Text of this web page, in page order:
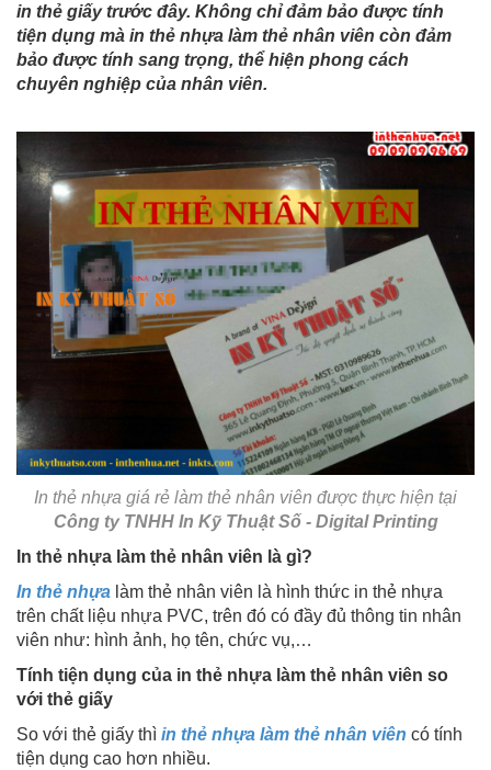
in thẻ giấy trước đây. Không chỉ đảm bảo được tính
tiện dụng mà in thẻ nhựa làm thẻ nhân viên còn đảm
bảo được tính sang trọng, thể hiện phong cách
chuyên nghiệp của nhân viên.
In thẻ nhựa giá rẻ làm thẻ nhân viên được thực hiện tại
Công ty TNHH In Kỹ Thuật Số - Digital Printing
In thẻ nhựa làm thẻ nhân viên là gì?
In thẻ nhựa làm thẻ nhân viên là hình thức in thẻ nhựa
trên chất liệu nhựa PVC, trên đó có đầy đủ thông tin nhân
viên như: hình ảnh, họ tên, chức vụ,…
Tính tiện dụng của in thẻ nhựa làm thẻ nhân viên so
với thẻ giấy
So với thẻ giấy thì in thẻ nhựa làm thẻ nhân viên có tính
tiện dụng cao hơn nhiều.